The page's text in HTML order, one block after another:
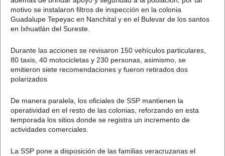
motivo se instalaron filtros de inspección en la colonia
Guadalupe Tepeyac en Nanchital y en el Bulevar de los santos
en Ixhuatlán del Sureste.
Durante las acciones se revisaron 150 vehículos particulares,
80 taxis, 40 motocicletas y 230 personas, asimismo, se
emitieron siete recomendaciones y fueron retirados dos
polarizados
De manera paralela, los oficiales de SSP mantienen la
operatividad en el resto de las colonias, reforzando en esta
temporada los sitios donde se registra un incremento de
actividades comerciales.
La SSP pone a disposición de las familias veracruzanas el